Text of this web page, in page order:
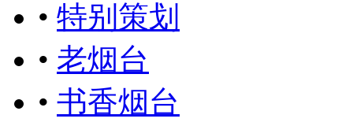
• 特别策划
• 老烟台
• 书香烟台